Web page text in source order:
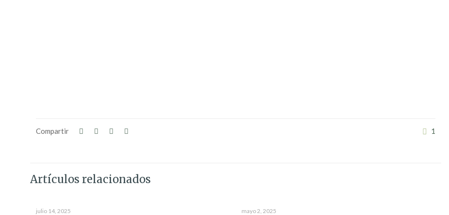
Compartir 1
Artículos relacionados
julio 14, 2025 mayo 2, 2025